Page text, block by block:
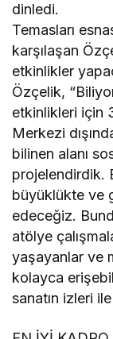
dinledi.
Temasları
karşılaşan
etkinlikler
Özçelik,
etkinlikleri için
Merkezi
bilinen alanı
projelendirdik.
büyüklükte ve
edeceğiz.
atölye
yaşayanlar ve
kolayca
sanatın izleri